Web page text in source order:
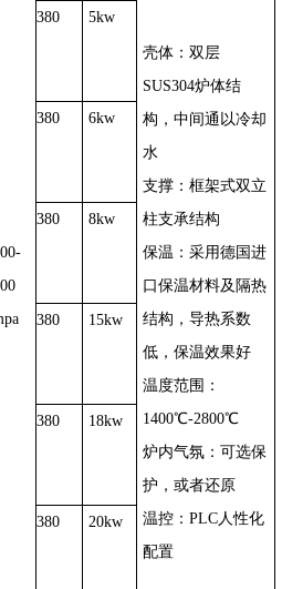
壳体： 双层
SUS304炉体结
构，中间通以冷却
水
支撑： 框架式双立
柱支承结构
保温： 采用德国进
口 保温材料及隔热
结构，导热系数
低，保温效果好
温度范围 ：
1400℃-2800℃
炉内气氛：可选保
护，或者还原
温控： PLC 人性化
配置
380 5kw
380 6kw
380 8kw
380 15kw
380 18kw
380 20kw